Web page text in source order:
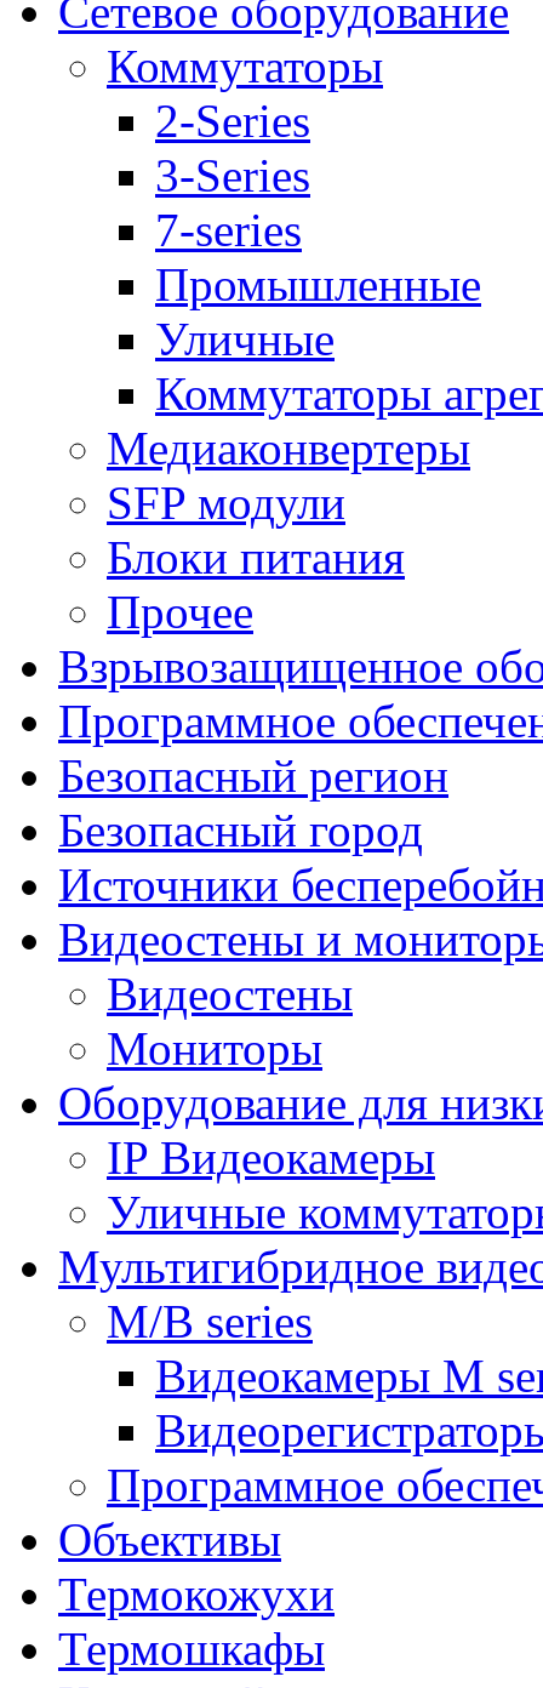
Сетевое оборудование
Коммутаторы
2-Series
3-Series
7-series
Промышленные
Уличные
Коммутаторы
Медиаконвертеры
SFP модули
Блоки питания
Прочее
Взрывозащищенное
Программное
Безопасный регион
Безопасный город
Источники
Видеостены и
Видеостены
Мониторы
Оборудование для
IP Видеокамеры
Уличные
Мультигибридное
M/B series
Видеокамеры M
Программное
Объективы
Термокожухи
Термошкафы